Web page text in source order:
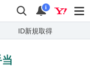
検索 通知
i
ID新規取得